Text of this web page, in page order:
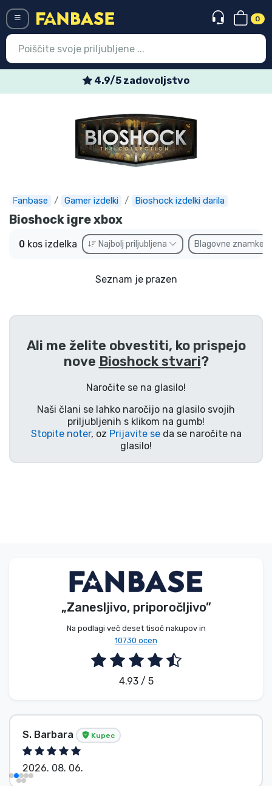
0
4.9/5 zadovoljstvo
Fanbase Gamer izdelki Bioshock izdelki darila
Bioshock igre xbox
0 kos izdelka Najbolj priljubljena Blagovne znamke
Seznam je prazen
Ali me želite obvestiti, ko prispejo
nove Bioshock stvari?
Naročite se na glasilo!
Naši člani se lahko naročijo na glasilo svojih
priljubljenih s klikom na gumb!
Stopite noter, oz Prijavite seda se naročite na
glasilo!
„Zanesljivo, priporočljivo”
Na podlagi več deset tisoč nakupov in
10730 ocen
4.93 / 5
S. Barbara Kupec
2026. 08. 06.
Najnovejsi izdelki
Ekspresna dostava
Prednaročila
Outlet izdelki
Dostava in plačilo
Tv serijske izdelki
Filmske izdelki
Risani izdelki
Anime izdelki
Blagovne znamke